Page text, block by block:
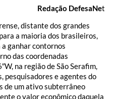
Redação DefesaNet
distante dos grandes
a maioria dos brasileiros,
ganhar contornos
das coordenadas
na região de São Serafim,
pesquisadores e agentes do
de um ativo subterrâneo
o valor econômico daquela